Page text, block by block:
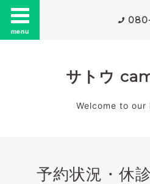
menu
サトウ
Welcome to our
予約状況・休